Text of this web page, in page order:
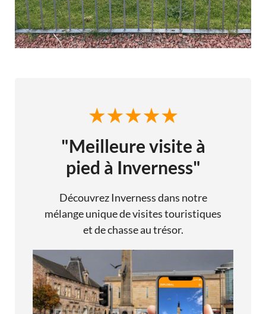
"Meilleure visite à
pied à Inverness"
Découvrez Inverness dans notre
mélange unique de visites touristiques
et de chasse au trésor.